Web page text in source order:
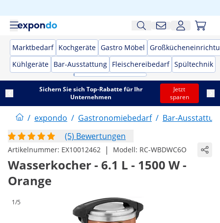
Marktbedarf Kochgeräte Gastro Möbel
Kühlgeräte Bar-Ausstattung Fleischereibedarf Spültechnik
Sichern Sie sich Top-Rabatte für Ihr
Unternehmen
Jetzt
sparen
/ expondo / Gastronomiebedarf / Bar-
(5) Bewertungen
Artikelnummer: EX10012462 | Modell: RC-WBDWC6O
Wasserkocher - 6.1 L - 1500 W -
Orange
1/5